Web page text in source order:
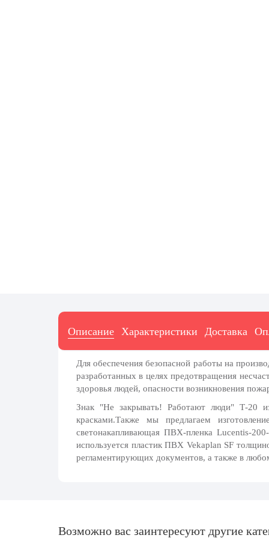
революции
10 ноября, День сотрудника органов
внутренних дел РФ
13 ноября, День Войск РХБЗ
19 ноября, День Ракетных Войск и
Артиллерии
День матери (последнее воскресенье
ноября)
5 декабря, День начала
Описание Характеристики Доставка
Для обеспечения безопасной работы на
разработанных в целях предотвращения
здоровья людей, опасности возникновения
Знак "Не закрывать! Работают люди" Т-20
красками.Также мы предлагаем
светонакапливающая ПВХ-пленка Lucentis-
используется пластик ПВХ Vekaplan SF
регламентирующих документов, а также в
Возможно вас заинтересуют другие